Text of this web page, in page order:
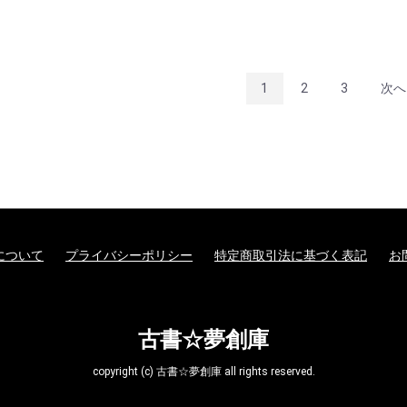
1 2 3 次へ
ついて プライバシーポリシー 特定商取引法に基づく表記 お
古書☆夢創庫
copyright (c) 古書☆夢創庫 all rights reserved.